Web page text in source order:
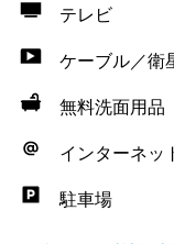
テレビ
ケーブル／衛
無料洗面用品
インターネッ
駐車場